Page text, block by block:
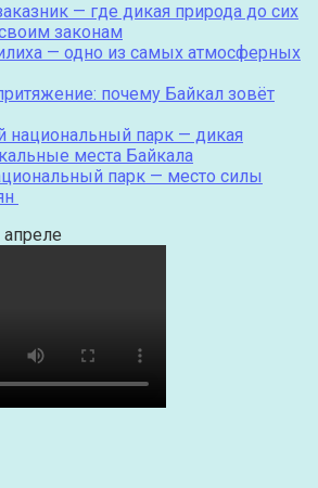
— где дикая природа до сих
законам
— одно из самых атмосферных
почему Байкал зовёт
национальный парк — дикая
места Байкала
парк — место силы